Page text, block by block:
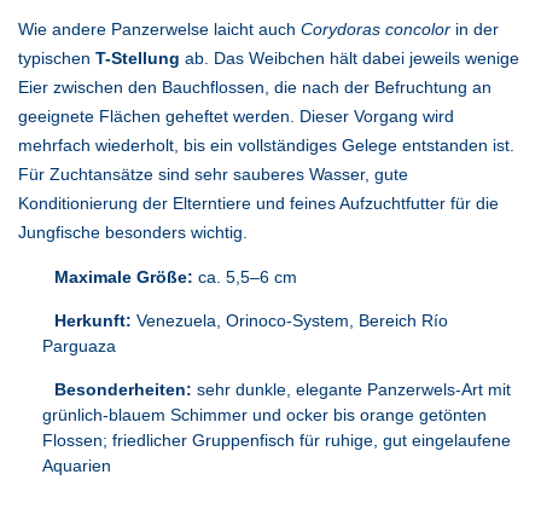
Wie andere Panzerwelse laicht auch Corydoras concolor in der
typischen T-Stellung ab. Das Weibchen hält dabei jeweils wenige
Eier zwischen den Bauchflossen, die nach der Befruchtung an
geeignete Flächen geheftet werden. Dieser Vorgang wird
mehrfach wiederholt, bis ein vollständiges Gelege entstanden ist.
Für Zuchtansätze sind sehr sauberes Wasser, gute
Konditionierung der Elterntiere und feines Aufzuchtfutter für die
Jungfische besonders wichtig.
Maximale Größe: ca. 5,5–6 cm
Herkunft: Venezuela, Orinoco-System, Bereich Río
Parguaza
Besonderheiten: sehr dunkle, elegante Panzerwels-Art mit
grünlich-blauem Schimmer und ocker bis orange getönten
Flossen; friedlicher Gruppenfisch für ruhige, gut eingelaufene
Aquarien